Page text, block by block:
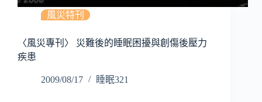
風災特刊
〈風災專刊〉 災難後的睡眠困擾與創傷後壓力
疾患
2009/08/17 睡眠321